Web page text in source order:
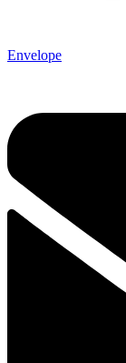
Envelope